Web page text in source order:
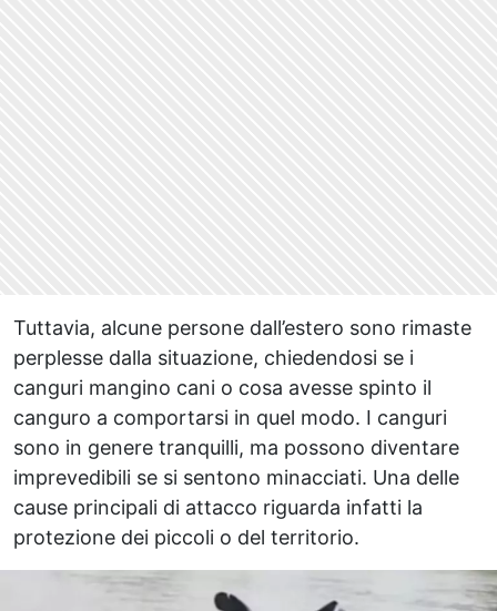
Tuttavia, alcune persone dall’estero sono rimaste
perplesse dalla situazione, chiedendosi se i
canguri mangino cani o cosa avesse spinto il
canguro a comportarsi in quel modo. I canguri
sono in genere tranquilli, ma possono diventare
imprevedibili se si sentono minacciati. Una delle
cause principali di attacco riguarda infatti la
protezione dei piccoli o del territorio.